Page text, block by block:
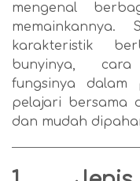
mengenal
karakteristik
bunyinya, cara
fungsinya dalam
pelajari bersama
dan mudah